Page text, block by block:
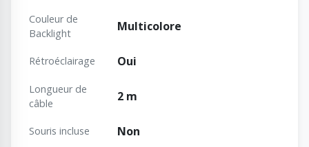
Couleur de
Backlight
Multicolore
Rétroéclairage Oui
Longueur de
câble
2 m
Souris incluse Non